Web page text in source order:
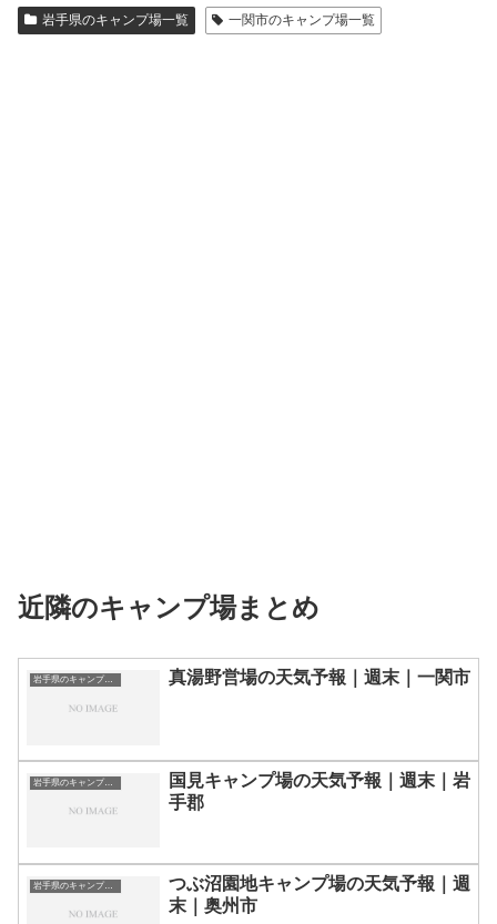
岩手県のキャンプ場一覧 一関市のキャンプ場一覧
近隣のキャンプ場まとめ
岩手県のキャンプ場一覧 真湯野営場の天気予報｜週末｜一関市
岩手県のキャンプ場一覧
国見キャンプ場の天気予報｜週末｜岩
手郡
岩手県のキャンプ場一覧
つぶ沼園地キャンプ場の天気予報｜週
末｜奥州市